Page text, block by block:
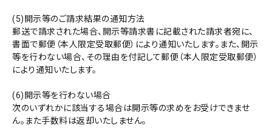
(5)開示等のご請求結果の通知方法
郵送で請求された場合、開示等請求書に記載された請求者宛に、
書面で郵便（本人限定受取郵便）により通知いたします。また、開示
等を行わない場合、その理由を付記して郵便（本人限定受取郵便）
により通知いたします。
(6)開示等を行わない場合
次のいずれかに該当する場合は開示等の求めをお受けできませ
ん。また手数料は返却いたしません。